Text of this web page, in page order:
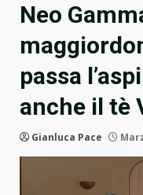
Neo
passa
anche il tè
Gianluca Pace